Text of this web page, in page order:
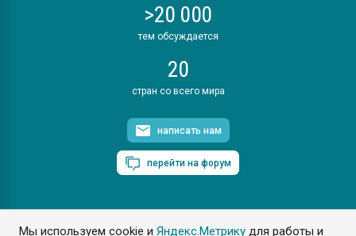
Мы используем cookie иЯндекс.Метрику для работы и
>20 000
тем обсуждается
20
стран со всего мира
написать нам
перейти на форум
ПластЭксперт © 2006. Все права защищены